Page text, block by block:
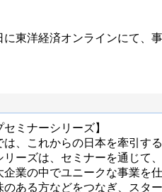
東洋経済オンラインにて、
ミナーシリーズ】
は、これからの日本を牽引す
ーズは、セミナーを通じて
業の中でユニークな事業を
ある方などをつなぎ、スタ